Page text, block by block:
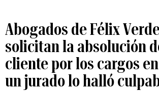
Abogados de Félix
solicitan la absolución
cliente por los cargos
un jurado lo halló